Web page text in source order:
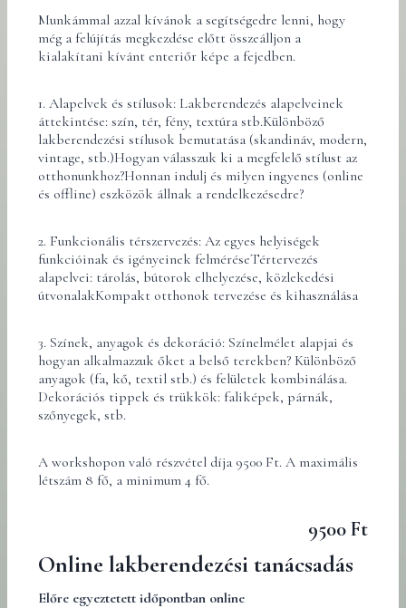
Munkámmal azzal kívánok a segítségedre lenni, hogy
még a felújítás megkezdése előtt összeálljon a
kialakítani kívánt enteriőr képe a fejedben.
1. Alapelvek és stílusok: Lakberendezés alapelveinek
áttekintése: szín, tér, fény, textúra stb.Különböző
lakberendezési stílusok bemutatása (skandináv, modern,
vintage, stb.)Hogyan válasszuk ki a megfelelő stílust az
otthonunkhoz?Honnan indulj és milyen ingyenes (online
és offline) eszközök állnak a rendelkezésedre?
2. Funkcionális térszervezés: Az egyes helyiségek
funkcióinak és igényeinek felméréseTértervezés
alapelvei: tárolás, bútorok elhelyezése, közlekedési
útvonalakKompakt otthonok tervezése és kihasználása
3. Színek, anyagok és dekoráció: Színelmélet alapjai és
hogyan alkalmazzuk őket a belső terekben? Különböző
anyagok (fa, kő, textil stb.) és felületek kombinálása.
Dekorációs tippek és trükkök: faliképek, párnák,
szőnyegek, stb.
A workshopon való részvétel díja 9500 Ft. A maximális
létszám 8 fő, a minimum 4 fő.
9500 Ft
Online lakberendezési tanácsadás
Előre egyeztetett időpontban online